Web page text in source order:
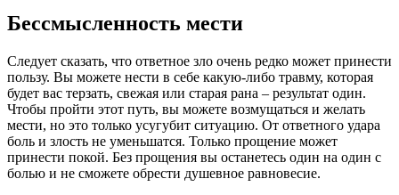
Бессмысленность мести
Следует сказать, что ответное зло очень редко может принести
пользу. Вы можете нести в себе какую-либо травму, которая
будет вас терзать, свежая или старая рана – результат один.
Чтобы пройти этот путь, вы можете возмущаться и желать
мести, но это только усугубит ситуацию. От ответного удара
боль и злость не уменьшатся. Только прощение может
принести покой. Без прощения вы останетесь один на один с
болью и не сможете обрести душевное равновесие.